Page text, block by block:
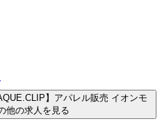
】アパレル販売 イオンモ
他の求人を見る